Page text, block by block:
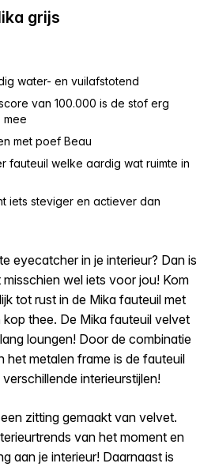
grijs
water- en vuilafstotend
van 100.000 is de stof erg
mee
met poef Beau
fauteuil welke aardig wat ruimte in
iets steviger en actiever dan
eyecatcher in je interieur? Dan is
wel iets voor jou! Kom
tot rust in de Mika fauteuil met
thee. De Mika fauteuil velvet
loungen! Door de combinatie
het metalen frame is de fauteuil
interieurstijlen!
zitting gemaakt van velvet.
van het moment en
aan je interieur! Daarnaast is